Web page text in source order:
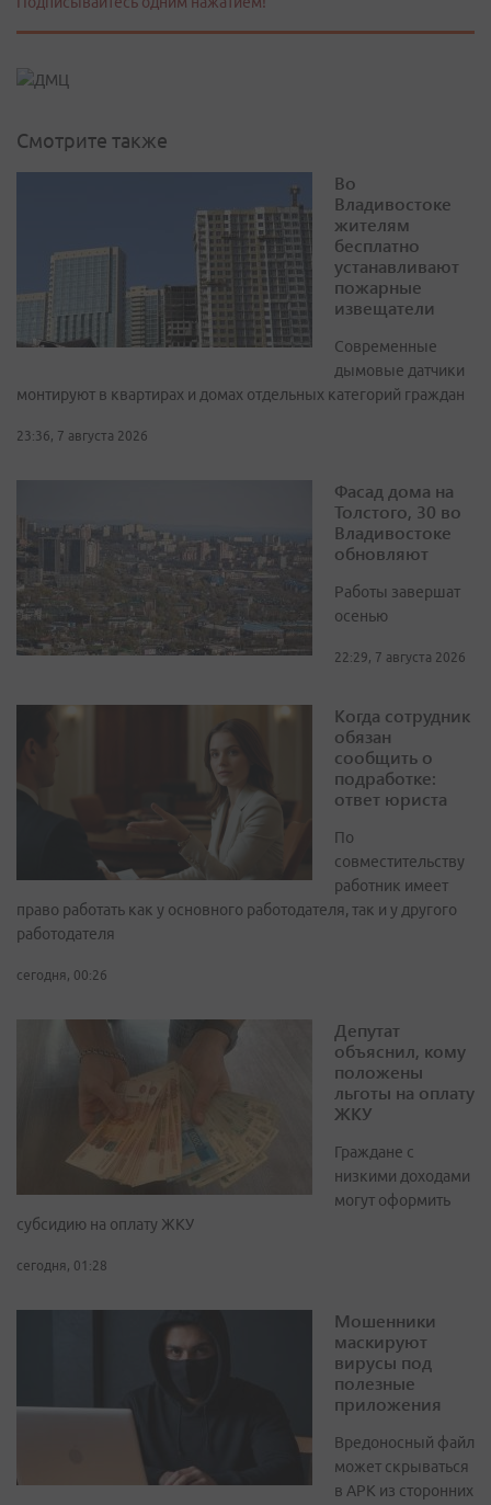
Смотрите также
Во
Владивостоке
жителям
бесплатно
устанавливают
пожарные
извещатели
Современные
дымовые датчики
монтируют в квартирах и домах отдельных категорий граждан
23:36, 7 августа 2026
Фасад дома на
Толстого, 30 во
Владивостоке
обновляют
Работы завершат
осенью
22:29, 7 августа 2026
Когда сотрудник
обязан
сообщить о
подработке:
ответ юриста
По
совместительству
работник имеет
право работать как у основного работодателя, так и у другого
работодателя
сегодня, 00:26
Депутат
объяснил, кому
положены
льготы на оплату
ЖКУ
Граждане с
низкими доходами
могут оформить
субсидию на оплату ЖКУ
сегодня, 01:28
Мошенники
маскируют
вирусы под
полезные
приложения
Вредоносный файл
может скрываться
в APK из сторонних